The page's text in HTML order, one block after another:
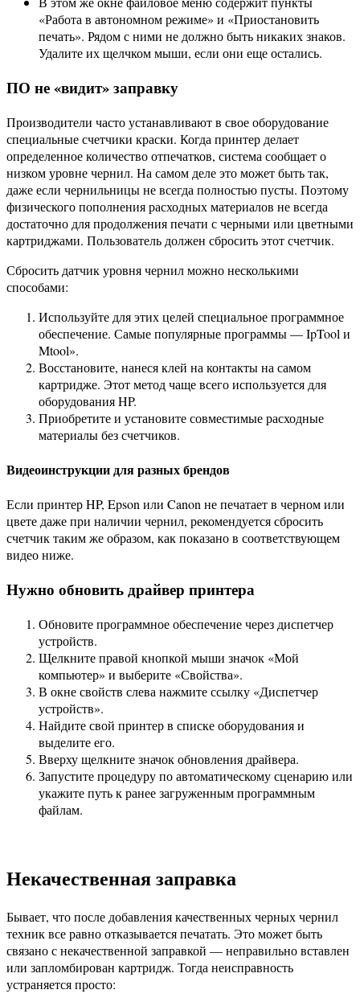
«Работа в автономном режиме» и «Приостановить
печать». Рядом с ними не должно быть никаких знаков.
Удалите их щелчком мыши, если они еще остались.
ПО не «видит» заправку
Производители часто устанавливают в свое оборудование
специальные счетчики краски. Когда принтер делает
определенное количество отпечатков, система сообщает о
низком уровне чернил. На самом деле это может быть так,
даже если чернильницы не всегда полностью пусты. Поэтому
физического пополнения расходных материалов не всегда
достаточно для продолжения печати с черными или цветными
картриджами. Пользователь должен сбросить этот счетчик.
Сбросить датчик уровня чернил можно несколькими
способами:
Используйте для этих целей специальное программное
обеспечение. Самые популярные программы — IpTool и
Mtool».
Восстановите, нанеся клей на контакты на самом
картридже. Этот метод чаще всего используется для
оборудования HP.
Приобретите и установите совместимые расходные
материалы без счетчиков.
Видеоинструкции для разных брендов
Если принтер HP, Epson или Canon не печатает в черном или
цвете даже при наличии чернил, рекомендуется сбросить
счетчик таким же образом, как показано в соответствующем
видео ниже.
Нужно обновить драйвер принтера
Обновите программное обеспечение через диспетчер
устройств.
Щелкните правой кнопкой мыши значок «Мой
компьютер» и выберите «Свойства».
В окне свойств слева нажмите ссылку «Диспетчер
устройств».
Найдите свой принтер в списке оборудования и
выделите его.
Вверху щелкните значок обновления драйвера.
Запустите процедуру по автоматическому сценарию или
укажите путь к ранее загруженным программным
файлам.
Некачественная заправка
Бывает, что после добавления качественных черных чернил
техник все равно отказывается печатать. Это может быть
связано с некачественной заправкой — неправильно вставлен
или запломбирован картридж. Тогда неисправность
устраняется просто: